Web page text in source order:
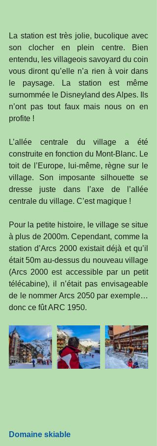
La station est très jolie, bucolique avec
son clocher en plein centre. Bien
entendu, les villageois savoyard du coin
vous diront qu’elle n’a rien à voir dans
le paysage. La station est même
surnommée le Disneyland des Alpes. Ils
n’ont pas tout faux mais nous on en
profite !
L’allée centrale du village a été
construite en fonction du Mont-Blanc. Le
toit de l’Europe, lui-même, règne sur le
village. Son imposante silhouette se
dresse juste dans l’axe de l’allée
centrale du village. C’est magique !
Pour la petite histoire, le village se situe
à plus de 2000m. Cependant, comme la
station d’Arcs 2000 existait déjà et qu’il
était 50m au-dessus du nouveau village
(Arcs 2000 est accessible par un petit
télécabine), il n’était pas envisageable
de le nommer Arcs 2050 par exemple…
donc ce fût ARC 1950.
Domaine skiable